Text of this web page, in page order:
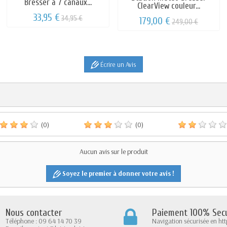
Bresser à 7 canaux...
33,95 €34,95 €
ClearView couleur...
179,00 €249,00 €
Écrire un Avis
(0) (0)
Aucun avis sur le produit
Soyez le premier à donner votre avis !
Nous contacter
Téléphone : 09 64 14 70 39
Paiement 100%
Navigation sécurisée en